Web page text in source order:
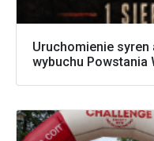
Uruchomienie
wybuchu Powstania